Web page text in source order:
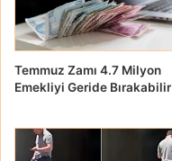
Temmuz Zamı 4.7 Milyon
Emekliyi Geride Bırakabilir